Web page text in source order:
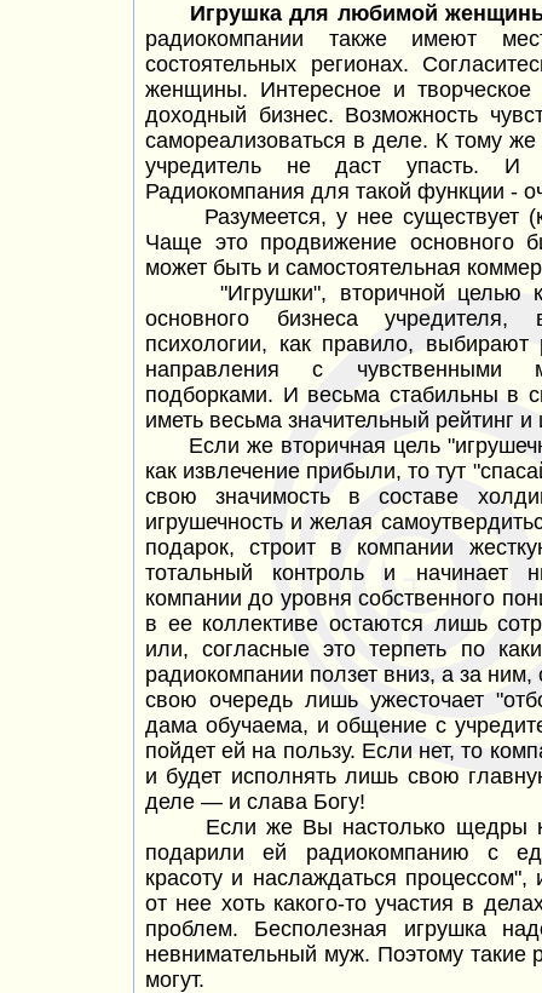
Игрушка для любимой
радиокомпании также имеют
состоятельных регионах.
женщины. Интересное и
доходный бизнес. Возможность
самореализоваться в деле. К тому
учредитель не даст упасть. И
Радиокомпания для такой функции -
Разумеется, у нее существует
Чаще это продвижение основного
может быть и самостоятельная
"Игрушки", вторичной целью
основного бизнеса
психологии, как правило, выбирают
направления с чувственными
подборками. И весьма стабильны в
иметь весьма значительный рейтинг
Если же вторичная цель
как извлечение прибыли, то тут
свою значимость в составе
игрушечность и желая
подарок, строит в компании
тотальный контроль и начинает
компании до уровня собственного
в ее коллективе остаются лишь
или, согласные это терпеть по
радиокомпании ползет вниз, а за
свою очередь лишь ужесточает
дама обучаема, и общение с
пойдет ей на пользу. Если нет, то
и будет исполнять лишь свою
деле — и слава Богу!
Если же Вы настолько щедры к
подарили ей радиокомпанию с
красоту и наслаждаться
от нее хоть какого-то участия в
проблем. Бесполезная игрушка
невнимательный муж. Поэтому такие
могут.